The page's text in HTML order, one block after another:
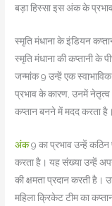
बड़ा हिस्सा इस अंक के
स्मृति मंधाना के इंडियन
स्मृति मंधाना की कप्तानी के
जन्मांक 9 उन्हें एक
प्रभाव के कारण, उनमें नेतृत्व
कप्तान बनने में मदद करता है।
अंक9 का प्रभाव उन्हें कठिन
करता है। यह संख्या उन्हें
की क्षमता प्रदान करती है।
महिला क्रिकेट टीम का